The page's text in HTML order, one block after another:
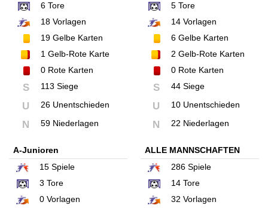
6 Tore
18 Vorlagen
19 Gelbe Karten
1 Gelb-Rote Karte
0 Rote Karten
S 113 Siege
U 26 Unentschieden
N 59 Niederlagen
5Tore
14Vorlagen
6Gelbe Karten
2 Gelb-Rote Karten
0Rote Karten
S 44 Siege
U 10 Unentschieden
N 22 Niederlagen
A-Junioren
15 Spiele
3 Tore
0 Vorlagen
ALLE MANNSCHAFTEN
286Spiele
14Tore
32 Vorlagen